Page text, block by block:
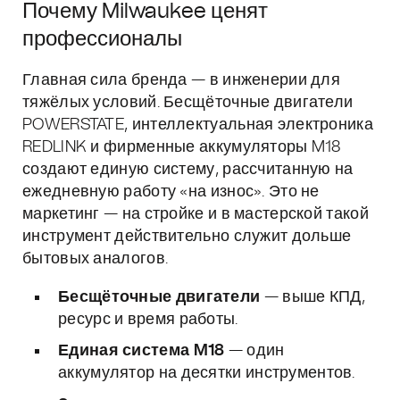
Почему Milwaukee ценят
профессионалы
Главная сила бренда — в инженерии для
тяжёлых условий. Бесщёточные двигатели
POWERSTATE, интеллектуальная электроника
REDLINK и фирменные аккумуляторы M18
создают единую систему, рассчитанную на
ежедневную работу «на износ». Это не
маркетинг — на стройке и в мастерской такой
инструмент действительно служит дольше
бытовых аналогов.
Бесщёточные двигатели — выше КПД,
ресурс и время работы.
Единая система M18 — один
аккумулятор на десятки инструментов.